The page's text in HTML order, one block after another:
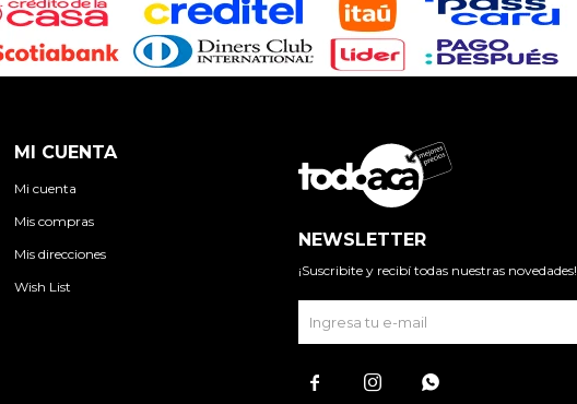
MI CUENTA
Mi cuenta
Mis compras
Mis direcciones
Wish List
NEWSLETTER
¡Suscribite y recibí todas nuestras novedades!
  